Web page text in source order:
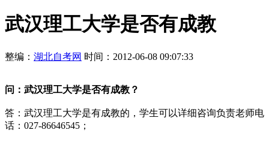
武汉理工大学是否有成教
整编： 湖北自考网 时间：2012-06-08 09:07:33
问： 武汉理工大学是否有成教？
答：武汉理工大学是有成教的，学生可以详细咨询负责老师电
话：027-86646545；